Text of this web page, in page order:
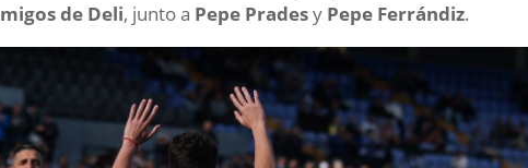
de Deli, junto a Pepe Pradesy Pepe Ferrándiz.